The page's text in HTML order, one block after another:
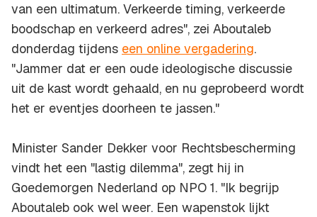
van een ultimatum. Verkeerde timing, verkeerde
boodschap en verkeerd adres", zei Aboutaleb
donderdag tijdens een online vergadering.
"Jammer dat er een oude ideologische discussie
uit de kast wordt gehaald, en nu geprobeerd wordt
het er eventjes doorheen te jassen."
Minister Sander Dekker voor Rechtsbescherming
vindt het een "lastig dilemma", zegt hij in
Goedemorgen Nederland op NPO 1. "Ik begrijp
Aboutaleb ook wel weer. Een wapenstok lijkt